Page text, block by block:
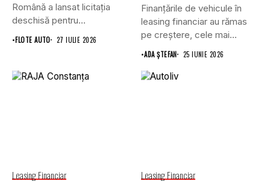
Română a lansat licitația
deschisă pentru
achiziționarea unui număr...
•FLOTE AUTO 27 IULIE 2026
Finanțările de vehicule în
leasing financiar au rămas
pe creștere, cele mai...
•ADA ȘTEFAN 25 IUNIE 2026
Leasing Financiar Leasing Financiar